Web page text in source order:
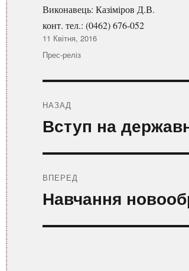
Виконавець: Казіміров Д.В.
конт. тел.: (0462) 676-052
Оприлюднено
11 Квітня, 2016
Категорії
Прес-реліз
записів
НАЗАД
Попередній
запис:
Вступ на
ВПЕРЕД
Наступний
запис:
Навчання